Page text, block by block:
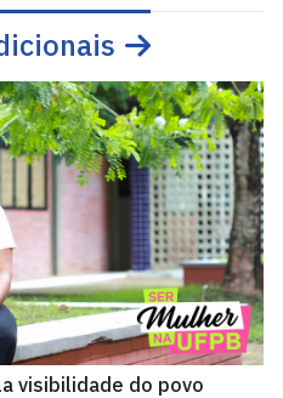
visibilidade do povo